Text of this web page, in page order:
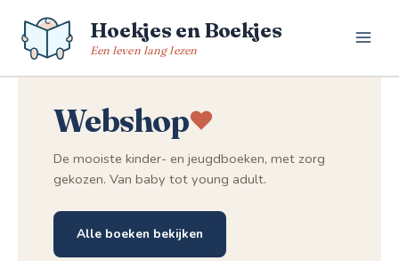
naar
Hoekjes en Boekjes
Een leven lang lezen
Webshop
De mooiste kinder- en jeugdboeken, met zorg
gekozen. Van baby tot young adult.
Alle boeken bekijken